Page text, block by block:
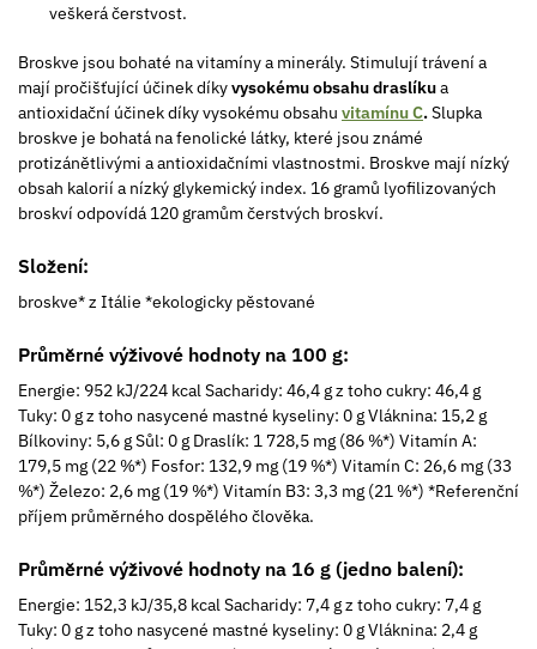
veškerá čerstvost.
Broskve jsou bohaté na vitamíny a minerály. Stimulují trávení a
mají pročišťující účinek díkyvysokému obsahu draslíkua
antioxidační účinek díky vysokému obsahu vitamínu C.Slupka
broskve je bohatá na fenolické látky, které jsou známé
protizánětlivými a antioxidačními vlastnostmi. Broskve mají nízký
obsah kalorií a nízký glykemický index. 16 gramů lyofilizovaných
broskví odpovídá 120 gramům čerstvých broskví.
Složení:
broskve* z Itálie *ekologicky pěstované
Průměrné výživové hodnoty na 100 g:
Energie: 952 kJ/224 kcal Sacharidy: 46,4 g z toho cukry: 46,4 g
Tuky: 0 g z toho nasycené mastné kyseliny: 0 g Vláknina: 15,2 g
Bílkoviny: 5,6 g Sůl: 0 g Draslík: 1 728,5 mg (86 %*) Vitamín A:
179,5 mg (22 %*) Fosfor: 132,9 mg (19 %*) Vitamín C: 26,6 mg (33
%*) Železo: 2,6 mg (19 %*) Vitamín B3: 3,3 mg (21 %*) *Referenční
příjem průměrného dospělého člověka.
Průměrné výživové hodnoty na 16 g (jedno balení):
Energie: 152,3 kJ/35,8 kcal Sacharidy: 7,4 g z toho cukry: 7,4 g
Tuky: 0 g z toho nasycené mastné kyseliny: 0 g Vláknina: 2,4 g